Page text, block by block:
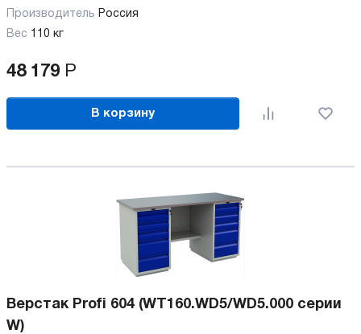
Производитель Россия
Вес 110 кг
48 179 Р
В корзину
Верстак Profi 604 (WT160.WD5/WD5.000 серии
W)